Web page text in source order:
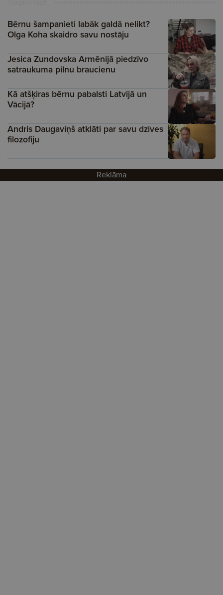
Bērnu šampanieti labāk galdā nelikt?
Olga Koha skaidro savu nostāju
Jesica Zundovska Armēnijā piedzīvo
satraukuma pilnu braucienu
Kā atšķiras bērnu pabalsti Latvijā un
Vācijā?
Andris Daugaviņš atklāti par savu dzīves
filozofiju
Reklāma